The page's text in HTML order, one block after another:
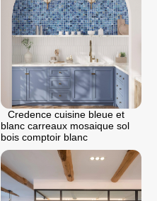
Credence cuisine bleue et
blanc carreaux mosaique sol
bois comptoir blanc